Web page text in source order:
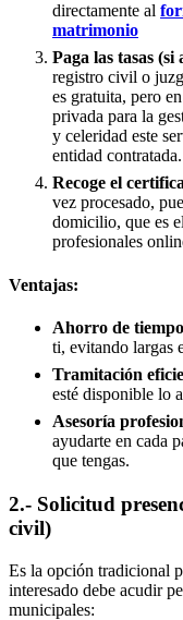
directamente al
matrimonio
Paga las tasas (si
registro civil o
es gratuita, pero
privada para la
y celeridad este
entidad contratada.
Recoge el
vez procesado,
domicilio, que es
profesionales
Ventajas:
Ahorro de
ti, evitando largas
Tramitación
esté disponible lo
Asesoría
ayudarte en cada
que tengas.
2.- Solicitud
civil)
Es la opción tradicional
interesado debe acudir
municipales: